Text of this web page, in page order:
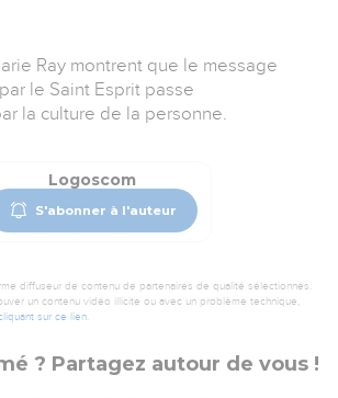
Ray montrent que le message
le Saint Esprit passe
la culture de la personne.
Logoscom
S'abonner à l'auteur
diffuseur de contenu de partenaires de qualité sélectionnés.
un contenu vidéo illicite ou avec un problème technique,
sur ce lien.
? Partagez autour de vous !